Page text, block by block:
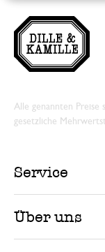
Alle genannten Preise
gesetzliche
Service
Über uns